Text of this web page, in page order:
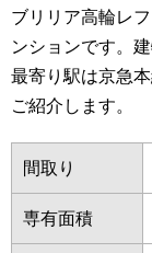
ブリリア高輪レ
ンションです。
最寄り駅は京急
ご紹介します。
間取り
専有面積